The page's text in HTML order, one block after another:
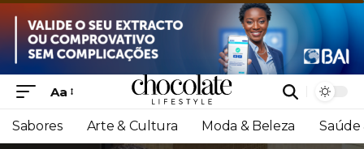
Aa
Sabores Arte & Cultura Moda & Beleza Saúde